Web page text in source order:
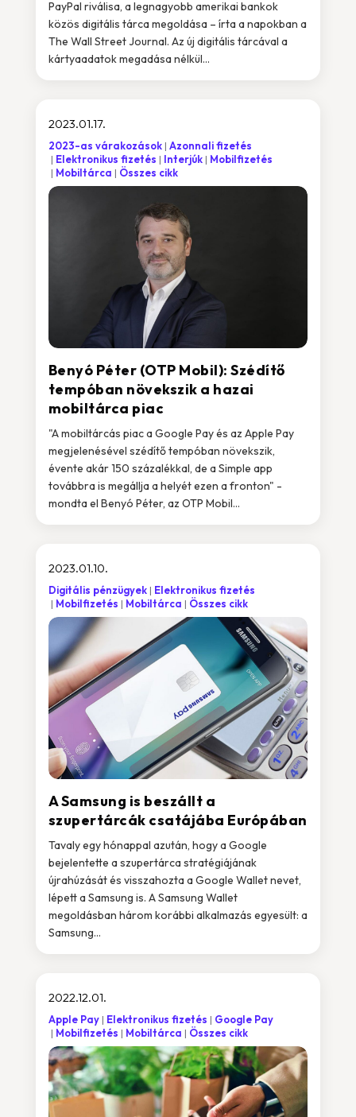
PayPal riválisa, a legnagyobb amerikai bankok
közös digitális tárca megoldása – írta a napokban a
The Wall Street Journal. Az új digitális tárcával a
kártyaadatok megadása nélkül...
Benyó Péter (OTP Mobil): Szédítő
tempóban növekszik a hazai
mobiltárca piac
2023.01.17.
2023-as várakozások Azonnali fizetés
Elektronikus fizetés
Interjúk
Mobilfizetés
Mobiltárca
Összes cikk
"A mobiltárcás piac a Google Pay és az Apple Pay
megjelenésével szédítő tempóban növekszik,
évente akár 150 százalékkal, de a Simple app
továbbra is megállja a helyét ezen a fronton" -
mondta el Benyó Péter, az OTP Mobil...
A Samsung is beszállt a
szupertárcák csatájába Európában
2023.01.10.
Digitális pénzügyek
Elektronikus fizetés
Mobilfizetés
Mobiltárca Összes cikk
Tavaly egy hónappal azután, hogy a Google
bejelentette a szupertárca stratégiájának
újrahúzását és visszahozta a Google Wallet nevet,
lépett a Samsung is. A Samsung Wallet
megoldásban három korábbi alkalmazás egyesült: a
Samsung...
2022.12.01.
Apple Pay Elektronikus fizetés
Google Pay
Mobilfizetés
Mobiltárca Összes cikk